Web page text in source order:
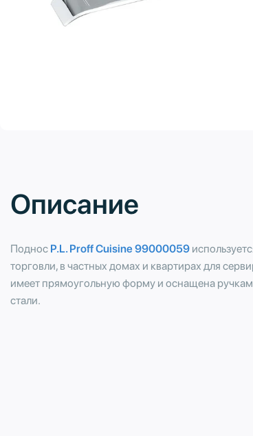
Описание
Поднос P.L. Proff Cuisine 99000059
торговли, в частных домах и квартирах для
имеет прямоугольную форму и оснащена
стали.